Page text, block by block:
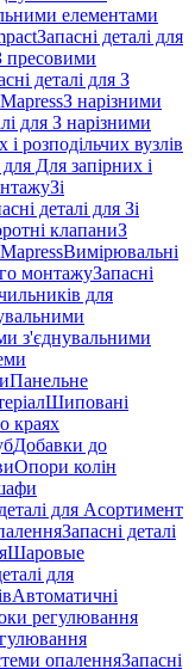
елементами
Запасні деталі для
пресовими
деталі для З
З нарізними
для З нарізними
і розподільчих вузлів
для Для запірних і
Зі
деталі для Зі
клапаниЗ
Вимірювальні
монтажуЗапасні
для
з'єднувальними
Панельне
Шиповані
краях
Добавки до
Опори колін
для Асортимент
Запасні деталі
Шаровые
для
Автоматичні
регулювання
опаленняЗапасні